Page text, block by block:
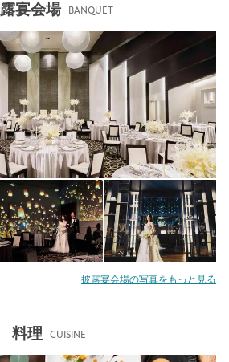
宴会場 BANQUET
披露宴会場の写真をもっと見る
料理 CUISINE